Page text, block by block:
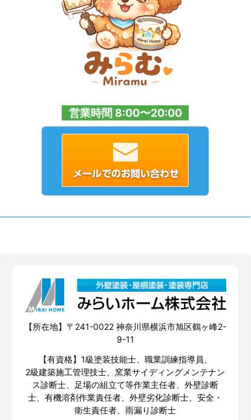
営業時間 8:00〜20:00
【所在地】〒241-0022 神奈川県横浜市旭区鶴ヶ峰2-
9-11
【有資格】1級塗装技能士、職業訓練指導員、
2級建築施工管理技士、窯業サイディングメンテナン
ス診断士、足場の組立て等作業主任者、外壁診断
士、有機溶剤作業責任者、外壁劣化診断士、安全・
衛生責任者、雨漏り診断士